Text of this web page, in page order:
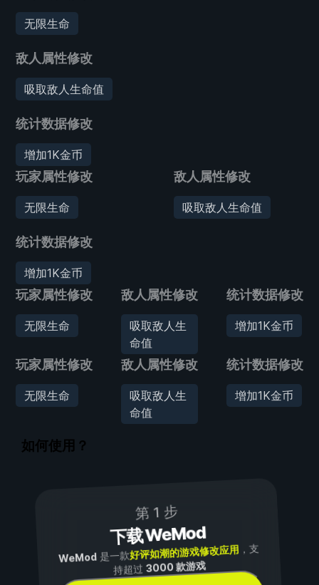
无限生命
敌人属性修改
吸取敌人生命值
统计数据修改
增加1K金币
玩家属性修改
无限生命
统计数据修改
增加1K金币
敌人属性修改
吸取敌人生命值
玩家属性修改
无限生命
敌人属性修改
吸取敌人生
命值
统计数据修改
增加1K金币
玩家属性修改
无限生命
敌人属性修改
吸取敌人生
命值
统计数据修改
增加1K金币
如何使用？
第 1 步
下载 WeMod
WeMod是一款好评如潮的游戏修改应用 ，支
持超过3000 款游戏